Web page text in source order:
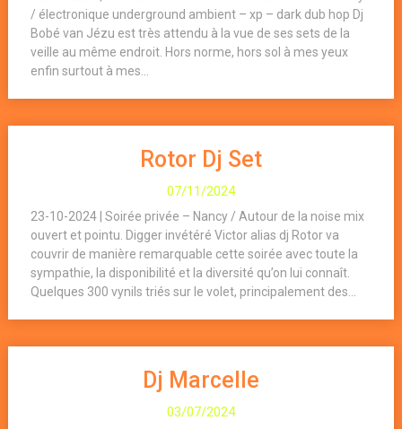
/ électronique underground ambient – xp – dark dub hop Dj
Bobé van Jézu est très attendu à la vue de ses sets de la
veille au même endroit. Hors norme, hors sol à mes yeux
enfin surtout à mes...
Rotor Dj Set
07/11/2024
23-10-2024 | Soirée privée – Nancy / Autour de la noise mix
ouvert et pointu. Digger invétéré Victor alias dj Rotor va
couvrir de manière remarquable cette soirée avec toute la
sympathie, la disponibilité et la diversité qu’on lui connaît.
Quelques 300 vynils triés sur le volet, principalement des...
Dj Marcelle
03/07/2024